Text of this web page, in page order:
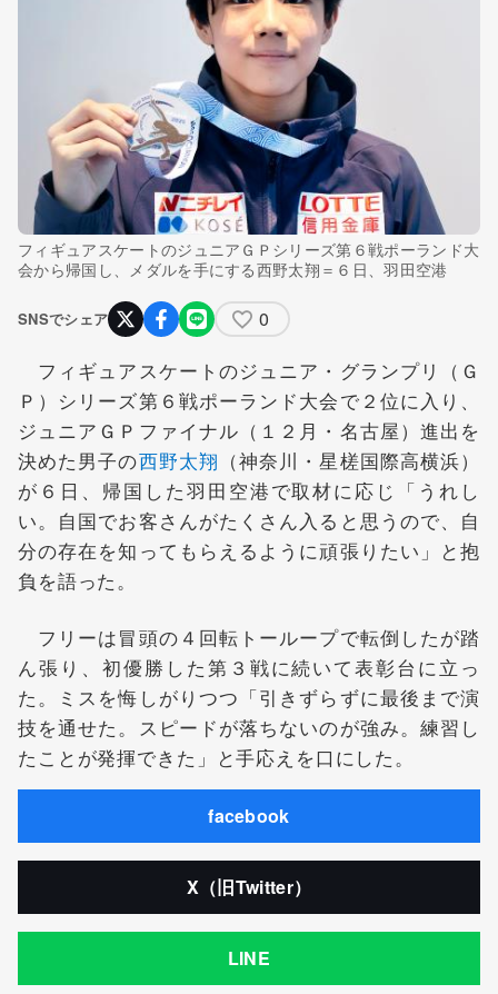
フィギュアスケートのジュニアＧＰシリーズ第６戦ポーランド大
会から帰国し、メダルを手にする西野太翔＝６日、羽田空港
SNSでシェア 0
フィギュアスケートのジュニア・グランプリ（Ｇ
Ｐ）シリーズ第６戦ポーランド大会で２位に入り、
ジュニアＧＰファイナル（１２月・名古屋）進出を
決めた男子の西野太翔 （神奈川・星槎国際高横浜）
が６日、帰国した羽田空港で取材に応じ「うれし
い。自国でお客さんがたくさん入ると思うので、自
分の存在を知ってもらえるように頑張りたい」と抱
負を語った。
フリーは冒頭の４回転トーループで転倒したが踏
ん張り、初優勝した第３戦に続いて表彰台に立っ
た。ミスを悔しがりつつ「引きずらずに最後まで演
技を通せた。スピードが落ちないのが強み。練習し
たことが発揮できた」と手応えを口にした。
facebook
X（旧Twitter）
LINE